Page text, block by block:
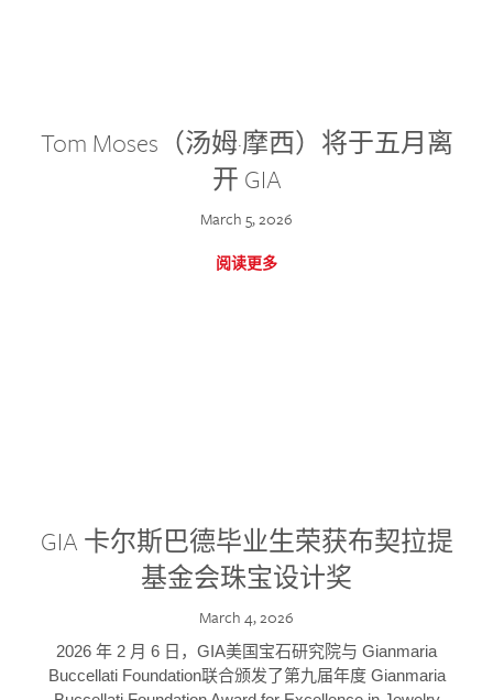
Tom Moses（汤姆·摩西）将于五月离
开 GIA
March 5, 2026
阅读更多
GIA 卡尔斯巴德毕业生荣获布契拉提
基金会珠宝设计奖
March 4, 2026
2026 年 2 月 6 日，GIA美国宝石研究院与 Gianmaria
Buccellati Foundation联合颁发了第九届年度 Gianmaria